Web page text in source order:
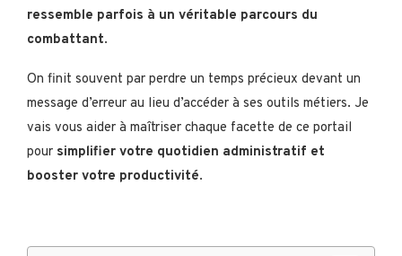
ressemble parfois à un véritable parcours du
combattant.
On finit souvent par perdre un temps précieux devant un
message d’erreur au lieu d’accéder à ses outils métiers. Je
vais vous aider à maîtriser chaque facette de ce portail
pour simplifier votre quotidien administratif et
booster votre productivité.